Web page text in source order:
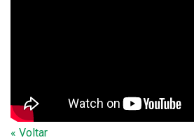
« Voltar